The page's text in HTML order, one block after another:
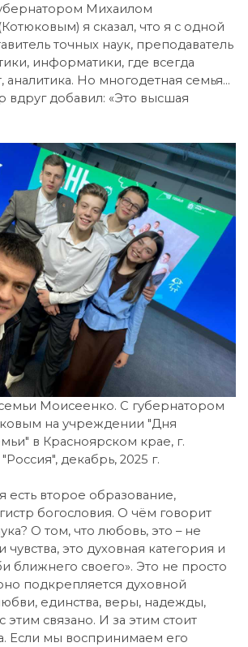
Михаилом
я сказал, что я с одной
точных наук, преподаватель
информатики, где всегда
аналитика. Но многодетная семья…
вдруг добавил: «Это высшая
Моисеенко. С губернатором
на учреждении "Дня
в Красноярском крае, г.
декабрь, 2025 г.
второе образование,
богословия. О чём говорит
О том, что любовь, это – не
это духовная категория и
ближнего своего». Это не просто
подкрепляется духовной
единства, веры, надежды,
этим связано. И за этим стоит
Если мы воспринимаем его